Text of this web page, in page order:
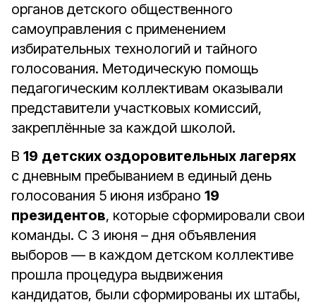
органов детского общественного
самоуправления с применением
избирательных технологий и тайного
голосования. Методическую помощь
педагогическим коллективам оказывали
представители участковых комиссий,
закреплённые за каждой школой.
В 19 детских оздоровительных лагерях
с дневным пребыванием в единый день
голосования 5 июня избрано 19
президентов, которые сформировали свои
команды. С 3 июня – дня объявления
выборов — в каждом детском коллективе
прошла процедура выдвижения
кандидатов, были сформированы их штабы,